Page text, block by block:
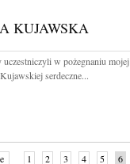
KUJAWSKA
w pożegnaniu mojej
serdeczne...
1 2 3 4 5 6